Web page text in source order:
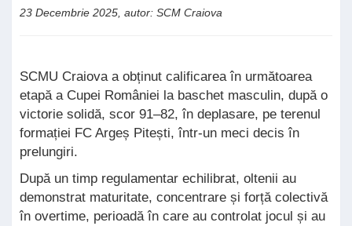
23 Decembrie 2025, autor: SCM Craiova
SCMU Craiova a obținut calificarea în următoarea
etapă a Cupei României la baschet masculin, după o
victorie solidă, scor 91–82, în deplasare, pe terenul
formației FC Argeș Pitești, într-un meci decis în
prelungiri.
După un timp regulamentar echilibrat, oltenii au
demonstrat maturitate, concentrare și forță colectivă
în overtime, perioadă în care au controlat jocul și au